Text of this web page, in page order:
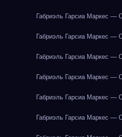
Габриэль Гарсиа Маркес —
Габриэль Гарсиа Маркес —
Габриэль Гарсиа Маркес —
Габриэль Гарсиа Маркес —
Габриэль Гарсиа Маркес —
Габриэль Гарсиа Маркес —